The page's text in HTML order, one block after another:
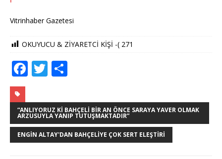
Vitrinhaber Gazetesi
OKUYUCU & ZİYARETCİ KİŞİ -( 271
F
c
e
b
o
T
it
te
r
ar
e
“ANLIYORUZ KI BAHÇELI BIR AN ÖNCE SARAYA YAVER OLMAK
ARZUSUYLA YANIP TUTUŞMAKTADIR”
ENGIN ALTAY'DAN BAHÇELIYE ÇOK SERT ELEŞTIRI